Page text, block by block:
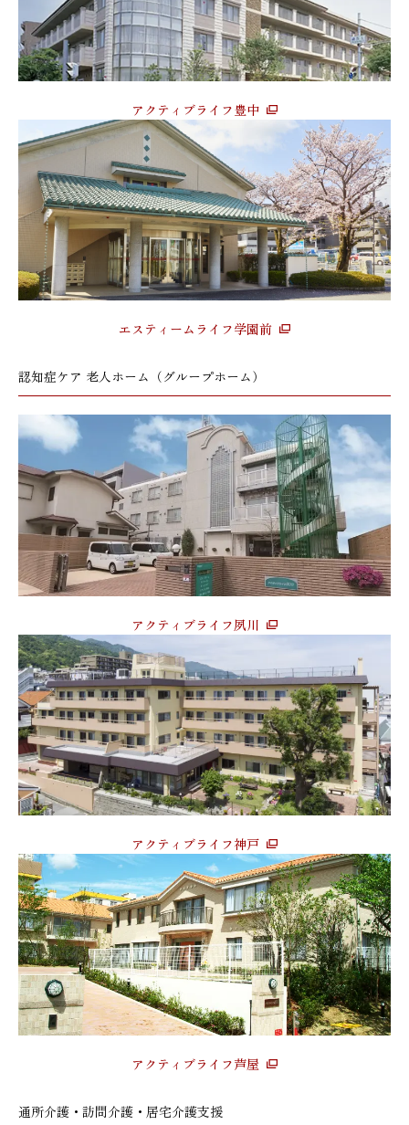
アクティブライフ豊中
エスティームライフ学園前
認知症ケア 老人ホーム（グループホーム）
アクティブライフ夙川
アクティブライフ神戸
アクティブライフ芦屋
通所介護・訪問介護・居宅介護支援